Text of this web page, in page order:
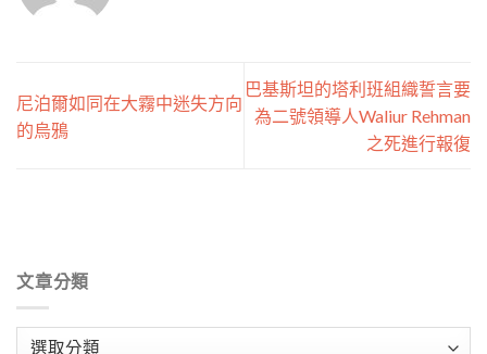
尼泊爾如同在大霧中迷失方向
的烏鴉
巴基斯坦的塔利班組織誓言要
為二號領導人Waliur Rehman
之死進行報復
文章分類